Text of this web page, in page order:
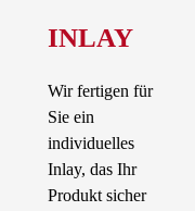
INLAY
Wir fertigen für
Sie ein
individuelles
Inlay, das Ihr
Produkt sicher